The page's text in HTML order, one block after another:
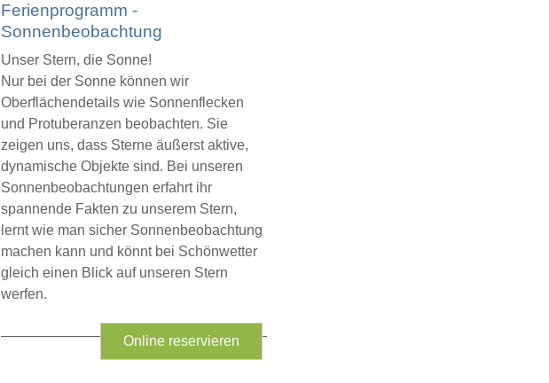
Ferienprogramm -
Sonnenbeobachtung
Unser Stern, die Sonne!
Nur bei der Sonne können wir
Oberflächendetails wie Sonnenflecken
und Protuberanzen beobachten. Sie
zeigen uns, dass Sterne äußerst aktive,
dynamische Objekte sind. Bei unseren
Sonnenbeobachtungen erfahrt ihr
spannende Fakten zu unserem Stern,
lernt wie man sicher Sonnenbeobachtung
machen kann und könnt bei Schönwetter
gleich einen Blick auf unseren Stern
werfen.
Online reservieren Ferienprogramm
-